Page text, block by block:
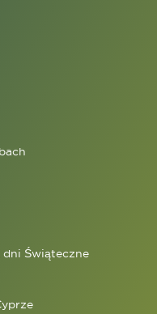
dni Świąteczne